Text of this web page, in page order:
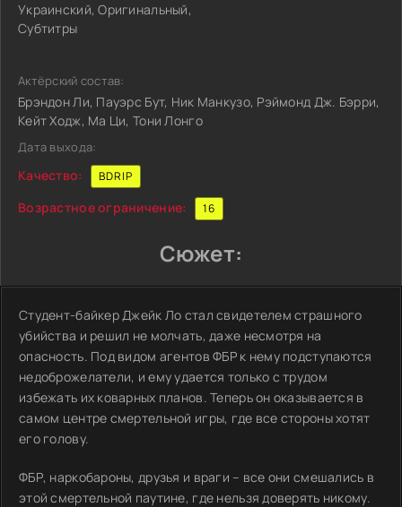
Украинский, Оригинальный,
Субтитры
Актёрский состав:
Брэндон Ли, Пауэрс Бут, Ник Манкузо, Рэймонд Дж. Бэрри,
Кейт Ходж, Ма Ци, Тони Лонго
Дата выхода:
Качество: BDRIP
Возрастное ограничение: 16
Сюжет:
Студент-байкер Джейк Ло стал свидетелем страшного
убийства и решил не молчать, даже несмотря на
опасность. Под видом агентов ФБР к нему подступаются
недоброжелатели, и ему удается только с трудом
избежать их коварных планов. Теперь он оказывается в
самом центре смертельной игры, где все стороны хотят
его голову.
ФБР, наркобароны, друзья и враги – все они смешались в
этой смертельной паутине, где нельзя доверять никому.